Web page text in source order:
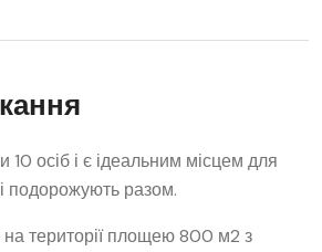
10 осіб і є ідеальним місцем для
подорожують разом.
території площею 800 м2 з